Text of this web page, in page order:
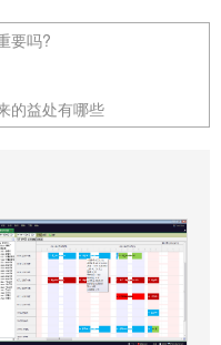
要吗?
的益处有哪些